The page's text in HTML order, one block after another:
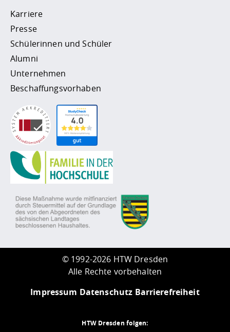
Karriere
Presse
Schülerinnen und Schüler
Alumni
Unternehmen
Beschaffungsvorhaben
© 1992-2026 HTW Dresden
Alle Rechte vorbehalten
Impressum Datenschutz Barrierefreiheit
HTW Dresden folgen: